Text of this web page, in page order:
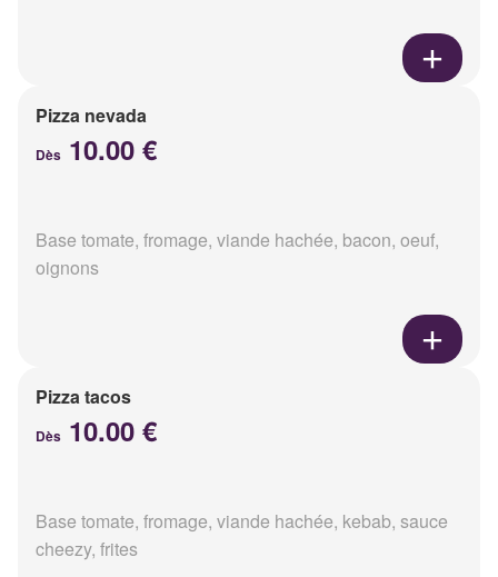
Pizza nevada
Dès 10.00 €
Base tomate, fromage, viande hachée, bacon, oeuf,
oignons
Pizza tacos
Dès 10.00 €
Base tomate, fromage, viande hachée, kebab, sauce
cheezy, frites